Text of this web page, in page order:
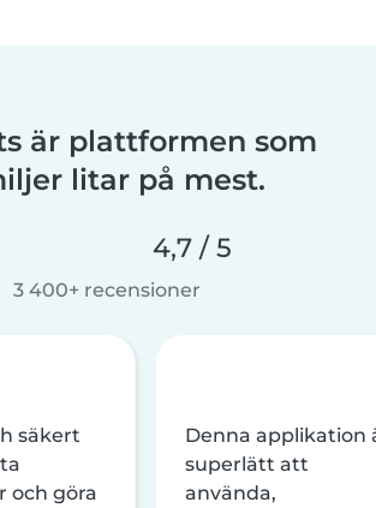
är plattformen som
litar på mest.
4,7 / 5
3 400+ recensioner
säkert
och göra
Denna applikation
superlätt att
använda,